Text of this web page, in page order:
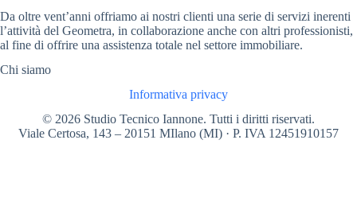
Da oltre vent’anni offriamo ai nostri clienti una serie di servizi inerenti
l’attività del Geometra, in collaborazione anche con altri professionisti,
al fine di offrire una assistenza totale nel settore immobiliare.
Chi siamo
Informativa privacy
© 2026 Studio Tecnico Iannone. Tutti i diritti riservati.
Viale Certosa, 143 – 20151 MIlano (MI) · P. IVA 12451910157